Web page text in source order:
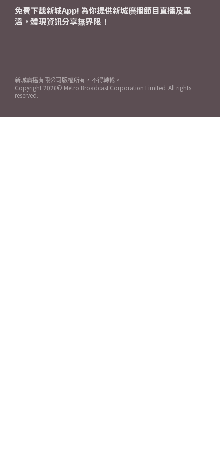
免費下載新城App! 為你提供新城廣播節目直播及重
溫，體現資訊分享無界限！
新城廣播有限公司版權所有，不得轉載。
Copyright 2026© Metro Broadcast Corporation Limited. All rights
reserved.